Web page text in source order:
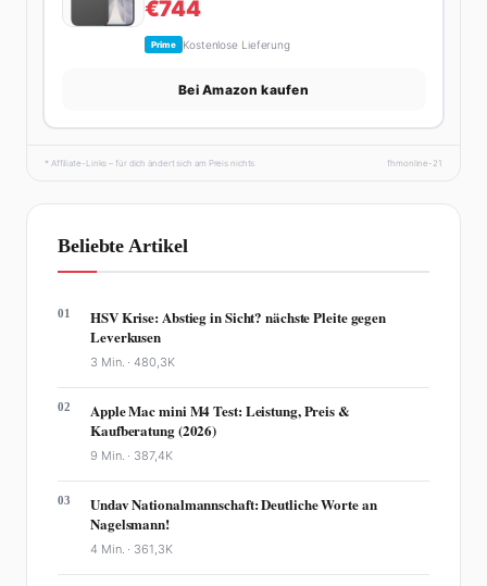
€744
Prime Kostenlose Lieferung
Bei Amazon kaufen
* Affiliate-Links – für dich ändert sich am Preis nichts. fhmonline-21
Beliebte Artikel
01
HSV Krise: Abstieg in Sicht? nächste Pleite gegen
Leverkusen
3 Min. ·480,3K
02
Apple Mac mini M4 Test: Leistung, Preis &
Kaufberatung (2026)
9 Min. · 387,4K
03
Undav Nationalmannschaft: Deutliche Worte an
Nagelsmann!
4 Min. · 361,3K